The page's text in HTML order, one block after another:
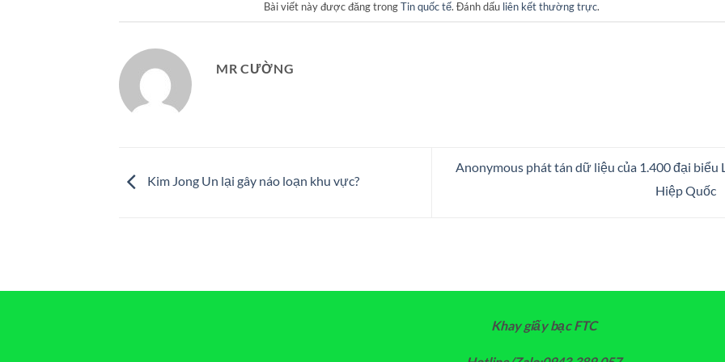
Bài viết này được đăng trongTin quốc tế. Đánh dấu liên kết thường trực.
MR CƯỜNG
Kim Jong Un lại gây náo loạn khu vực?
Anonymous phát tán dữ liệu của 1.400 đại biểu
Hiệp Quốc
Khay giấy bạc FTC